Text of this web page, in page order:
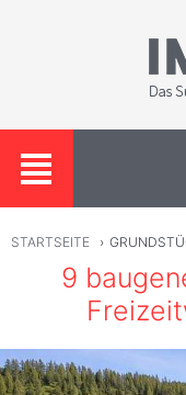
STARTSEITE ›
9